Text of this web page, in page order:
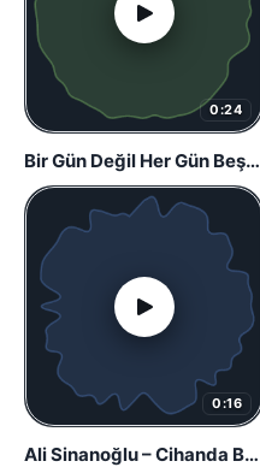
0:24
Bir Gün Değil Her Gün Beşiktaş
0:16
Ali Sinanoğlu – Cihanda Beşiktaş